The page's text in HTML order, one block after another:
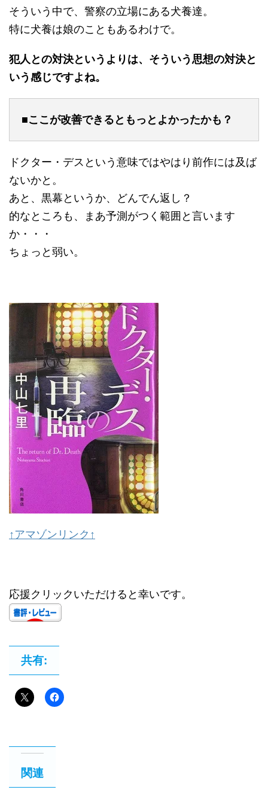
そういう中で、警察の立場にある犬養達。
特に犬養は娘のこともあるわけで。
犯人との対決というよりは、そういう思想の対決と
いう感じですよね。
■ここが改善できるともっとよかったかも？
ドクター・デスという意味ではやはり前作には及ば
ないかと。
あと、黒幕というか、どんでん返し？
的なところも、まあ予測がつく範囲と言います
か・・・
ちょっと弱い。
↑アマゾンリンク↑
応援クリックいただけると幸いです。
共有:
関連